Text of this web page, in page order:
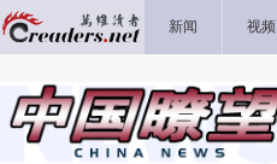
新闻 视频